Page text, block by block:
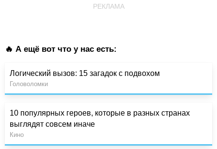
РЕКЛАМА
🔥 А ещё вот что у нас есть:
Логический вызов: 15 загадок с подвохом
Головоломки
10 популярных героев, которые в разных странах
выглядят совсем иначе
Кино